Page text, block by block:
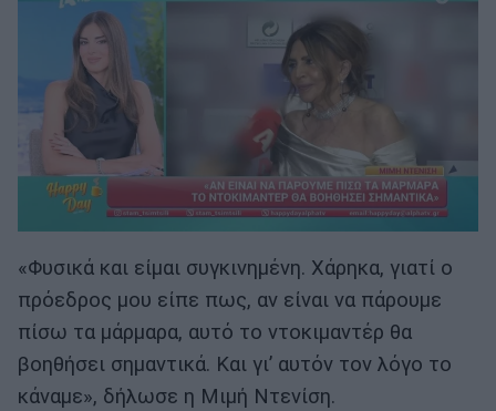
«Φυσικά και είμαι συγκινημένη. Χάρηκα, γιατί ο
πρόεδρος μου είπε πως, αν είναι να πάρουμε
πίσω τα μάρμαρα, αυτό το ντοκιμαντέρ θα
βοηθήσει σημαντικά. Και γι’ αυτόν τον λόγο το
κάναμε», δήλωσε η Μιμή Ντενίση.